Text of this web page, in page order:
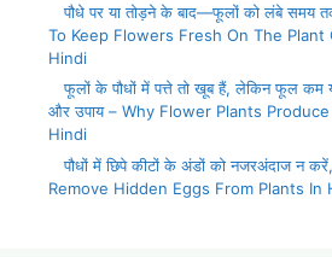
पौधे पर या तोड़ने के बाद—फूलों को लंबे
To Keep Flowers Fresh On The Plant
Hindi
फूलों के पौधों में पत्ते तो खूब हैं, लेकिन फूल कम
और उपाय – Why Flower Plants
Hindi
पौधों में छिपे कीटों के अंडों को नजरअंदाज न
Remove Hidden Eggs From Plants In